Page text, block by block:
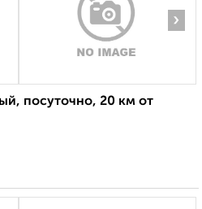
›
посуточно, 20 км от